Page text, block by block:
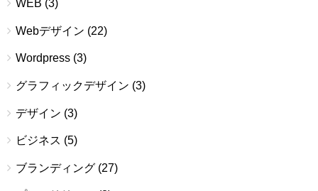
WEB (3)
Webデザイン (22)
Wordpress (3)
グラフィックデザイン (3)
デザイン (3)
ビジネス (5)
ブランディング (27)